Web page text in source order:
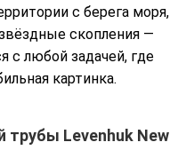
с берега моря,
скопления —
с любой задачей, где
картинка.
трубы Levenhuk New